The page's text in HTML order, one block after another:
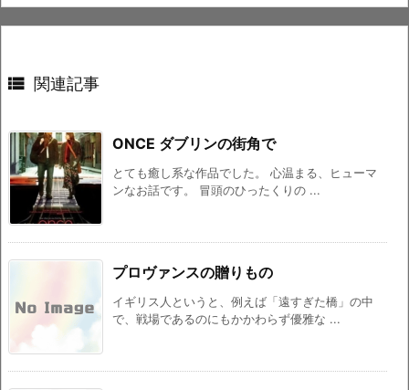
 関連記事
ONCE ダブリンの街角で
とても癒し系な作品でした。 心温まる、ヒューマ
ンなお話です。 冒頭のひったくりの ...
プロヴァンスの贈りもの
イギリス人というと、例えば「遠すぎた橋」の中
で、戦場であるのにもかかわらず優雅な ...